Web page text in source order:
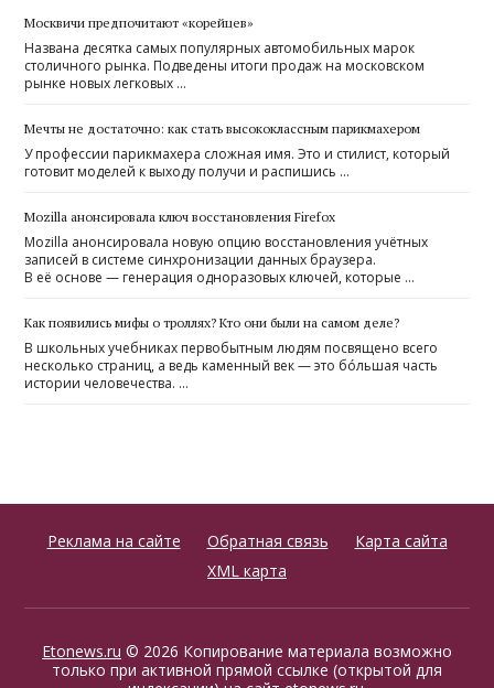
Москвичи предпочитают «корейцев»
Названа десятка самых популярных автомобильных марок
столичного рынка. Подведены итоги продаж на московском
рынке новых легковых …
Мечты не достаточно: как стать высококлассным парикмахером
У профессии парикмахера сложная имя. Это и стилист, который
готовит моделей к выходу получи и распишись …
Mozilla анонсировала ключ восстановления Firefox
Mozilla анонсировала новую опцию восстановления учётных
записей в системе синхронизации данных браузера.
В её основе — генерация одноразовых ключей, которые …
Как появились мифы о троллях? Кто они были на самом деле?
В школьных учебниках первобытным людям посвящено всего
несколько страниц, а ведь каменный век — это бóльшая часть
истории человечества. …
Реклама на сайте Обратная связь
Карта сайта
XML карта
Etonews.ru © 2026 Копирование материала возможно
только при активной прямой ссылке (открытой для